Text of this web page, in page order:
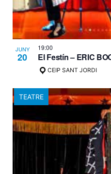
JUNY
20
19:00
El Festín – ERIC
CEIP SANT JORDI
TEATRE